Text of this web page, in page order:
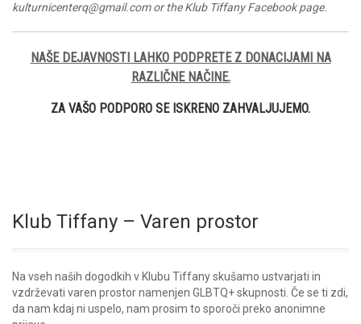
kulturnicenterq@gmail.com or theKlub Tiffany Facebook page.
NAŠE DEJAVNOSTI LAHKO PODPRETE Z DONACIJAMI NA
RAZLIČNE NAČINE.
ZA VAŠO PODPORO SE ISKRENO ZAHVALJUJEMO.
Klub Tiffany – Varen prostor
Na vseh naših dogodkih v Klubu Tiffany skušamo ustvarjati in
vzdrževati varen prostor namenjen GLBTQ+ skupnosti. Če se ti zdi,
da nam kdaj ni uspelo, nam prosim to sporoči preko anonimne